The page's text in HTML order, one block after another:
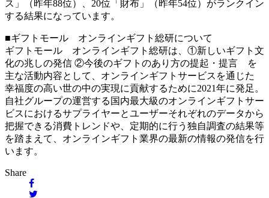
ス」（昨年88位）、20位「財布」（昨年54位）がランクイン
する結果になっています。
■ギフトモール オンラインギフト総研について
ギフトモール オンラインギフト総研は、①新しいギフト文
化の兆しの発信 ②今後のギフトのあり方の提起・提言 を
主な活動内容として、オンラインギフトサービスを通じた
幸福度の高い世の中の実現に貢献するために2021年に発足。
自社グループの運営する国内最大級のオンラインギフトサー
ビスにおけるサプライヤーとユーザーそれぞれのデータから
把握できる消費トレンドや、定期的に行う独自調査の結果等
を踏まえて、オンラインギフト業界の最新の情報の発信を行
います。
Share